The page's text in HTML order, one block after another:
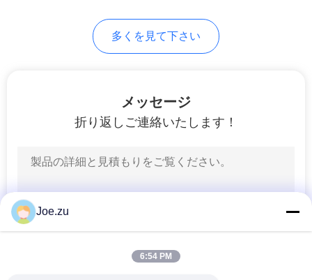
MBR膜
海水の逆浸透
多くを見て下さい
メッセージ
折り返しご連絡いたします！
Joe.zu
6:54 PM